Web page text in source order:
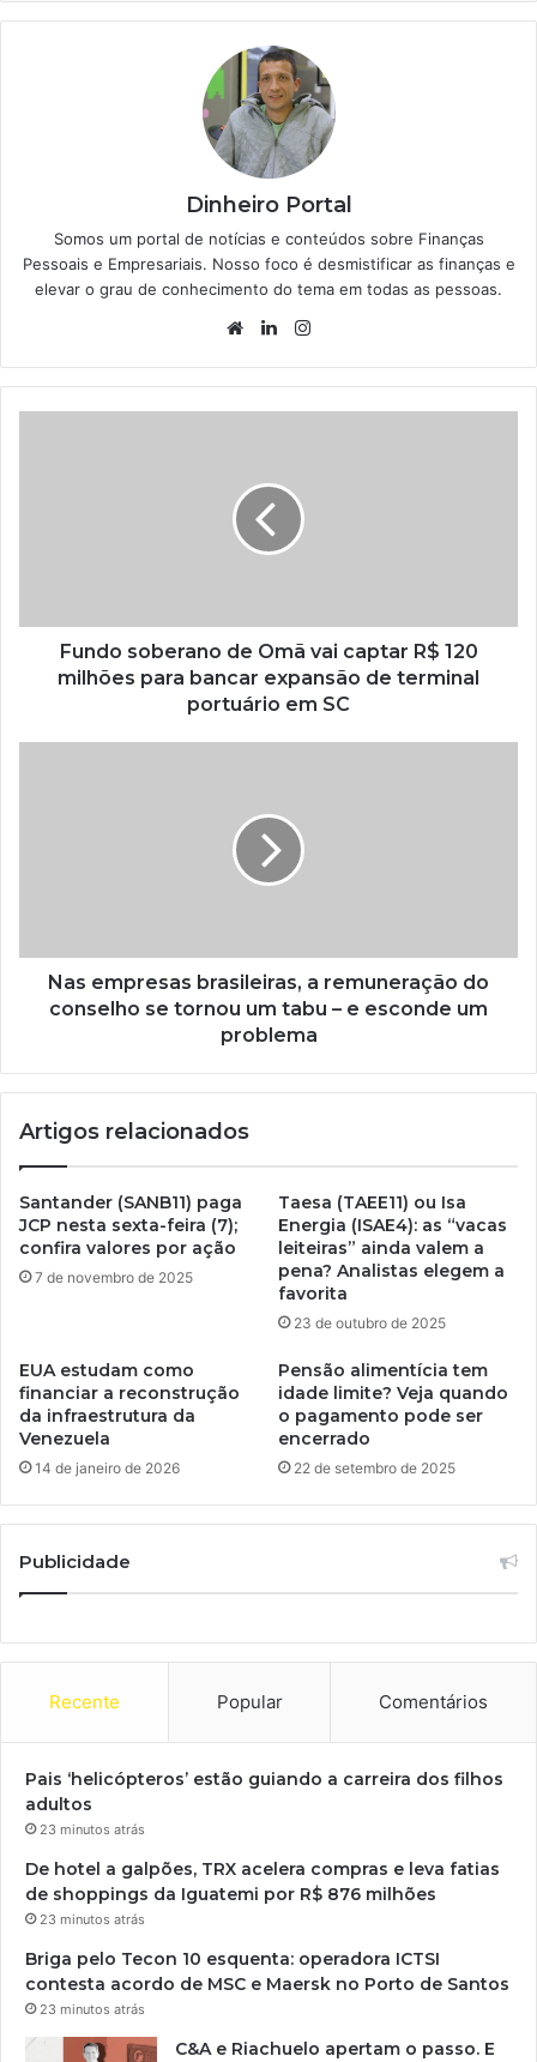
Dinheiro Portal
Somos um portal de notícias e conteúdos sobre Finanças
Pessoais e Empresariais. Nosso foco é desmistificar as finanças e
elevar o grau de conhecimento do tema em todas as pessoas.
WebsiteLinkedin
Fundo soberano de Omã vai captar R$ 120
milhões para bancar expansão de terminal
portuário em SC
Nas empresas brasileiras, a remuneração do
conselho se tornou um tabu – e esconde um
problema
Artigos relacionados
Santander (SANB11) paga
JCP nesta sexta-feira (7);
confira valores por ação
7 de novembro de 2025
Taesa (TAEE11) ou Isa
Energia (ISAE4): as “vacas
leiteiras” ainda valem a
pena? Analistas elegem a
favorita
23 de outubro de 2025
EUA estudam como
financiar a reconstrução
da infraestrutura da
Venezuela
14 de janeiro de 2026
Pensão alimentícia tem
idade limite? Veja quando
o pagamento pode ser
encerrado
22 de setembro de 2025
Publicidade
Recente Popular Comentários
Pais ‘helicópteros’ estão guiando a carreira dos filhos
adultos
23 minutos atrás
De hotel a galpões, TRX acelera compras e leva fatias
de shoppings da Iguatemi por R$ 876 milhões
23 minutos atrás
Briga pelo Tecon 10 esquenta: operadora ICTSI
contesta acordo de MSC e Maersk no Porto de Santos
23 minutos atrás
C&A e Riachuelo apertam o passo. E